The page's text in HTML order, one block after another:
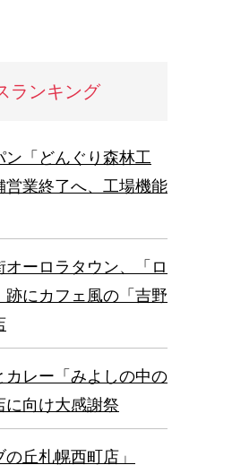
ランキング
ン「どんぐり森林工
営業終了へ、工場機能
オーロラタウン、「ロ
跡にカフェ風の「吉野
カレー「みよしの中の
に向け大感謝祭
の丘札幌西町店」